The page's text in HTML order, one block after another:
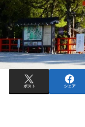
ポスト シェア